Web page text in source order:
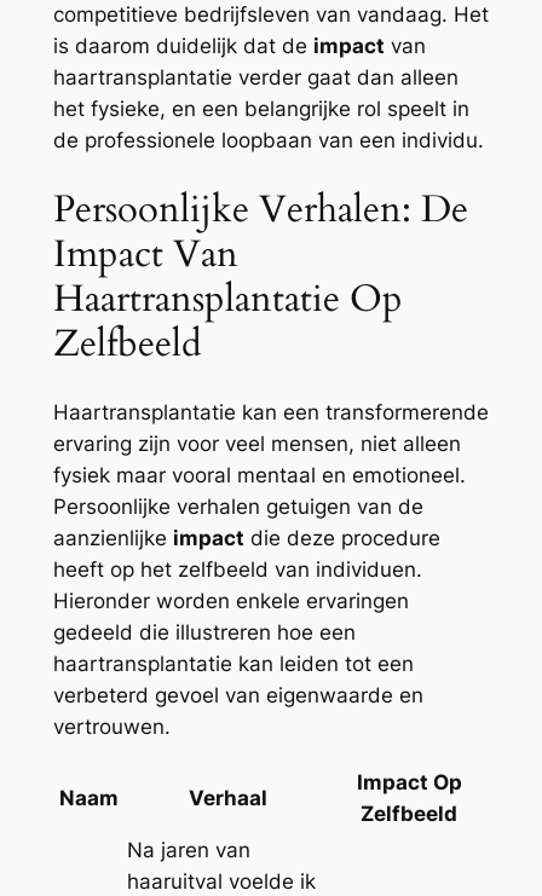
competitieve bedrijfsleven van vandaag. Het
is daarom duidelijk dat de impact van
haartransplantatie verder gaat dan alleen
het fysieke, en een belangrijke rol speelt in
de professionele loopbaan van een individu.
Persoonlijke Verhalen: De
Impact Van
Haartransplantatie Op
Zelfbeeld
Haartransplantatie kan een transformerende
ervaring zijn voor veel mensen, niet alleen
fysiek maar vooral mentaal en emotioneel.
Persoonlijke verhalen getuigen van de
aanzienlijke impact die deze procedure
heeft op het zelfbeeld van individuen.
Hieronder worden enkele ervaringen
gedeeld die illustreren hoe een
haartransplantatie kan leiden tot een
verbeterd gevoel van eigenwaarde en
vertrouwen.
Naam Verhaal
Impact Op
Zelfbeeld
Na jaren van
haaruitval voelde ik